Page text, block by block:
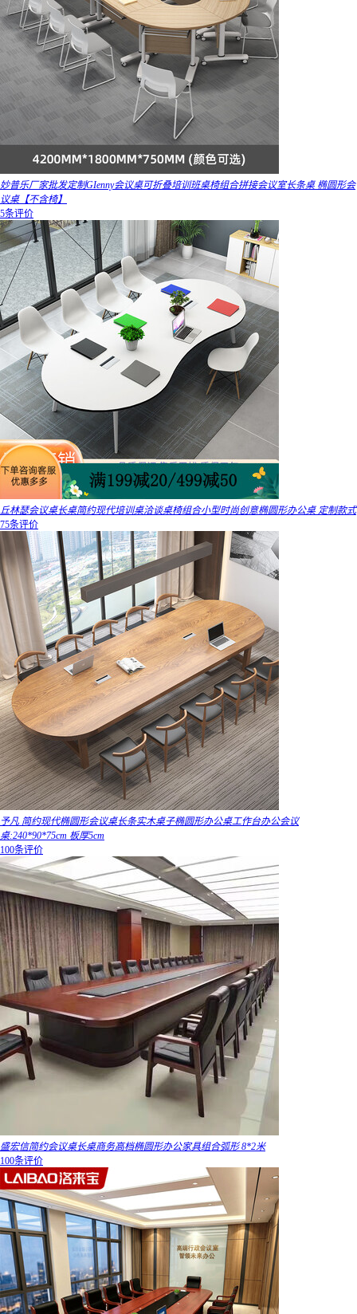
妙普乐厂家批发定制GIenny会议桌可折叠培训班桌椅组合拼接会议室长条桌 椭圆形会
议桌【不含椅】
5条评价
丘林瑟会议桌长桌简约现代培训桌洽谈桌椅组合小型时尚创意椭圆形办公桌 定制款式
75条评价
予凡 简约现代椭圆形会议桌长条实木桌子椭圆形办公桌工作台办公会议
桌:240*90*75cm 板厚5cm
100条评价
盛宏信简约会议桌长桌商务高档椭圆形办公家具组合弧形 8*2米
100条评价